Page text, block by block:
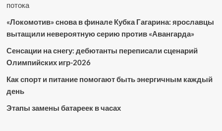
потока
«Локомотив» снова в финале Кубка Гагарина: ярославцы
вытащили невероятную серию против «Авангарда»
Сенсации на снегу: дебютанты переписали сценарий
Олимпийских игр-2026
Как спорт и питание помогают быть энергичным каждый
день
Этапы замены батареек в часах